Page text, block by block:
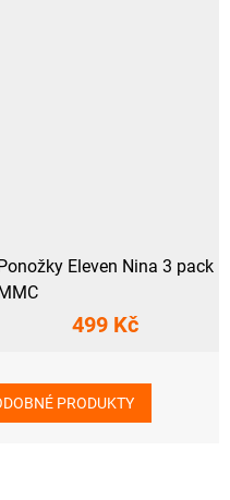
Eleven Nina 3 pack
499 Kč
PRODUKTY